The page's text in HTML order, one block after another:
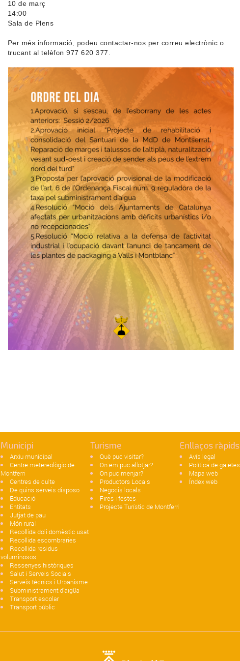
10 de març
14:00
Sala de Plens
Per més informació, podeu contactar-nos per correu electrònic o
trucant al telèfon 977 620 377.
Municipi
Arxiu municipal
Centre metereològic de
Montferri
Centres de culte
De quins serveis disposo
Educació
Entitats
Jutjat de pau
Món rural
Recollida doli domèstic usat
Recollida escombraries
Recollida residus
voluminosos
Ressenyes històriques
Salut i Serveis Socials
Serveis tècnics i Urbanisme
Subministrament d'aigüa
Transport escolar
Transport públic
Turisme
Què puc visitar?
On em puc allotjar?
On puc menjar?
Productors Locals
Negocis locals
Fires i festes
Projecte Turístic de Montferri
Enllaços ràpids
Avís legal
Política de galetes
Mapa web
Índex web